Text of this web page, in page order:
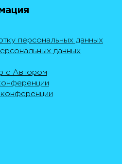
персональных данных
данных
с Автором